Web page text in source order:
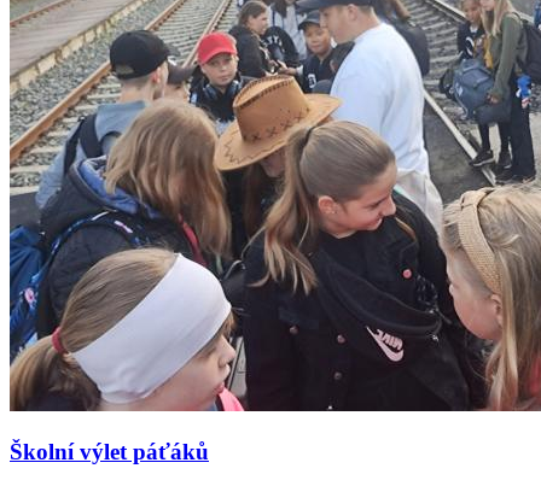
Školní výlet páťáků